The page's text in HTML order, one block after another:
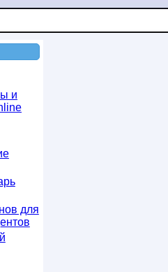
и
для